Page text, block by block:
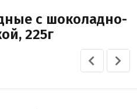
с шоколадно-
225г